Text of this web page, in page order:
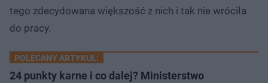
tego zdecydowana większość z nich i tak nie wróciła
do pracy.
POLECANY ARTYKUŁ:
24 punkty karne i co dalej? Ministerstwo